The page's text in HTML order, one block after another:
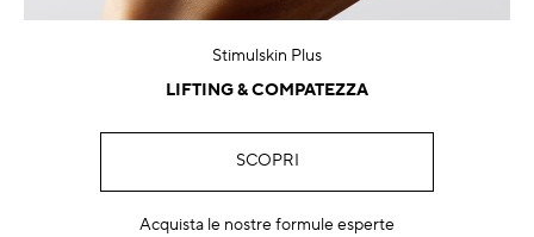
Stimulskin Plus
LIFTING & COMPATEZZA
SCOPRI
Acquista le nostre formule esperte